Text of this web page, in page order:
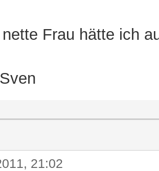
Frau hätte ich
21:02